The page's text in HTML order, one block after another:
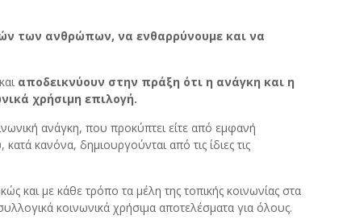
των ανθρώπων, να ενθαρρύνουμε και να
αποδεικνύουν στην πράξη ότι η ανάγκη και η
χρήσιμη επιλογή.
ανάγκη, που προκύπτει είτε από εμφανή
κανόνα, δημιουργούνται από τις ίδιες τις
και με κάθε τρόπο τα μέλη της τοπικής κοινωνίας στα
κοινωνικά χρήσιμα αποτελέσματα για όλους.